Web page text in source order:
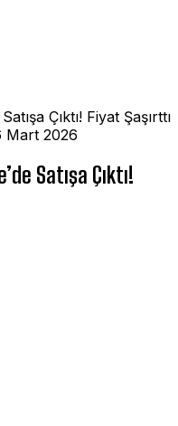
Çıktı! Fiyat Şaşırttı
Mart 2026
Satışa Çıktı!